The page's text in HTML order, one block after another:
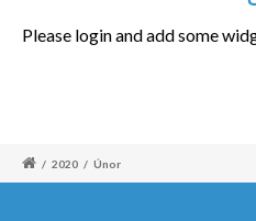
Please login and add some
/ 2020 / Únor